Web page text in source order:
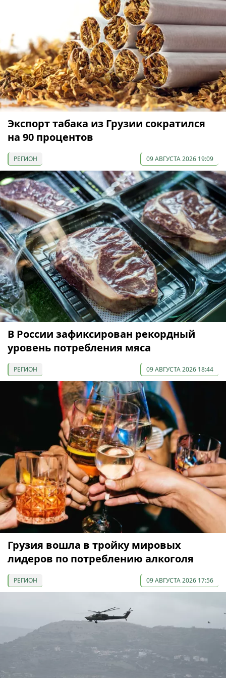
Экспорт табака из Грузии сократился
на 90 процентов
РЕГИОН 09 АВГУСТА 2026 19:09
В России зафиксирован рекордный
уровень потребления мяса
РЕГИОН 09 АВГУСТА 2026 18:44
Грузия вошла в тройку мировых
лидеров по потреблению алкоголя
РЕГИОН 09 АВГУСТА 2026 17:56